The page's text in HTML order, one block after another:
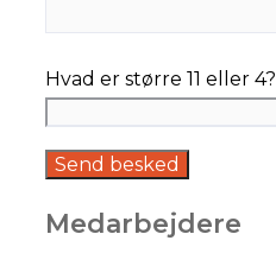
Hvad er større 11 eller 4?
Medarbejdere